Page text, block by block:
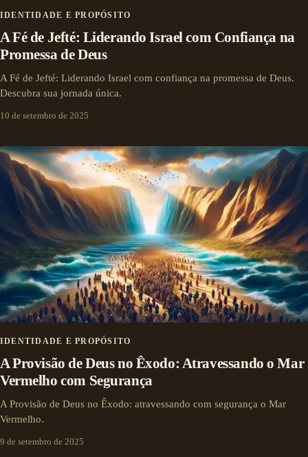
IDENTIDADE E PROPÓSITO
A Fé de Jefté: Liderando Israel com Confiança na
Promessa de Deus
A Fé de Jefté: Liderando Israel com confiança na promessa de Deus.
Descubra sua jornada única.
10 de setembro de 2025
IDENTIDADE E PROPÓSITO
A Provisão de Deus no Êxodo: Atravessando o Mar
Vermelho com Segurança
A Provisão de Deus no Êxodo: atravessando com segurança o Mar
Vermelho.
9 de setembro de 2025